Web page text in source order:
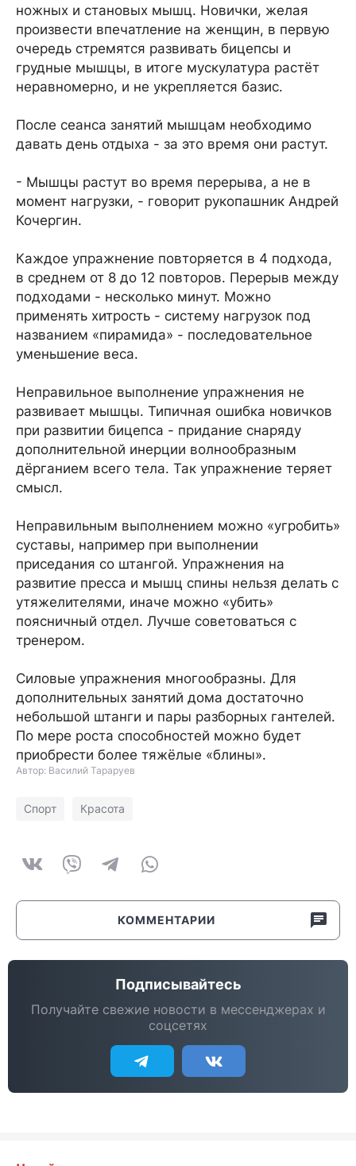
ножных и становых мышц. Новички, желая
произвести впечатление на женщин, в первую
очередь стремятся развивать бицепсы и
грудные мышцы, в итоге мускулатура растёт
неравномерно, и не укрепляется базис.
После сеанса занятий мышцам необходимо
давать день отдыха - за это время они растут.
- Мышцы растут во время перерыва, а не в
момент нагрузки, - говорит рукопашник Андрей
Кочергин.
Каждое упражнение повторяется в 4 подхода,
в среднем от 8 до 12 повторов. Перерыв между
подходами - несколько минут. Можно
применять хитрость - систему нагрузок под
названием «пирамида» - последовательное
уменьшение веса.
Неправильное выполнение упражнения не
развивает мышцы. Типичная ошибка новичков
при развитии бицепса - придание снаряду
дополнительной инерции волнообразным
дёрганием всего тела. Так упражнение теряет
смысл.
Неправильным выполнением можно «угробить»
суставы, например при выполнении
приседания со штангой. Упражнения на
развитие пресса и мышц спины нельзя делать с
утяжелителями, иначе можно «убить»
поясничный отдел. Лучше советоваться с
тренером.
Силовые упражнения многообразны. Для
дополнительных занятий дома достаточно
небольшой штанги и пары разборных гантелей.
По мере роста способностей можно будет
приобрести более тяжёлые «блины».
Автор: Василий Тараруев
Спорт Красота
КОММЕНТАРИИ
Подписывайтесь
Получайте свежие новости в мессенджерах и
соцсетях